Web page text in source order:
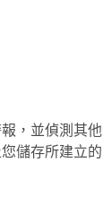
，並偵測其他
儲存所建立的